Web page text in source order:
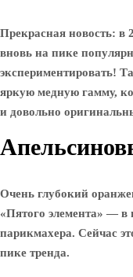
Прекрасная новость: в
вновь на пике
экспериментировать!
яркую медную гамму,
и довольно
Очень глубокий
«Пятого элемента» —
парикмахера. Сейчас
пике тренда.